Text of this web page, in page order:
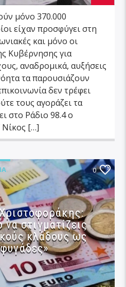
μόνο 370.000
είχαν προσφύγει στη
και μόνο οι
Κυβέρνησης για
αναδρομικά, αυξήσεις
τα παρουσιάζουν
δεν τρέφει
τους αγοράζει τα
στο Ράδιο 98.4 ο
[…]
0
στιγματίζεις
κλάδους ως